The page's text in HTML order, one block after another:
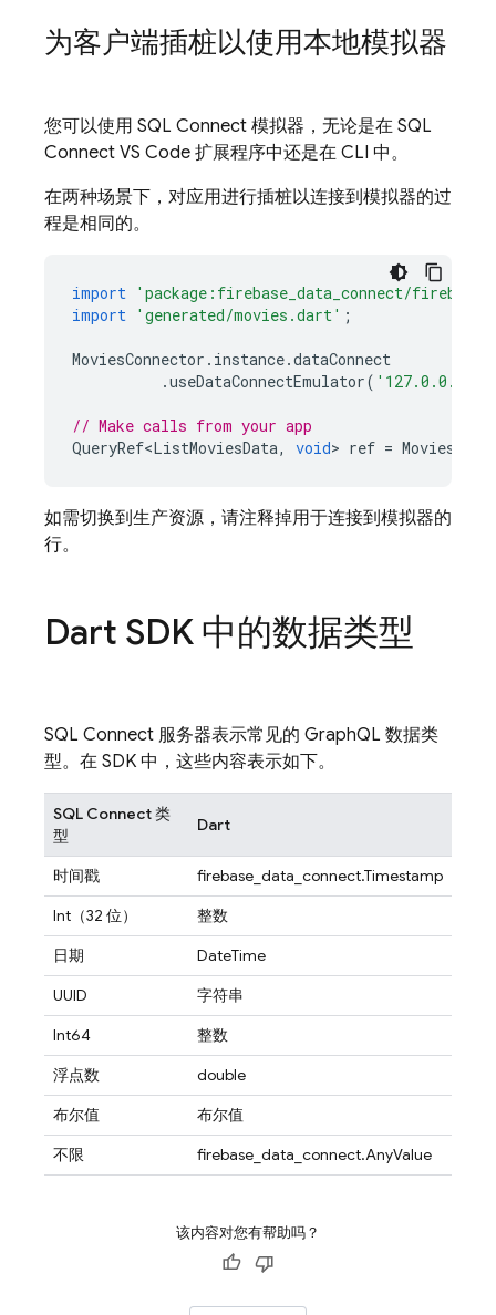
为客户端插桩以使用本地模拟器
您可以使用 SQL Connect 模拟器，无论是在 SQL
Connect VS Code 扩展程序中还是在 CLI 中。
在两种场景下，对应用进行插桩以连接到模拟器的过
程是相同的。
import 'package:firebase_data_connect/
import 'generated/movies.dart' ;
MoviesConnector . instance.dataConnect
.useDataConnectEmulator( '127.0.0.1'
// Make calls from your app
QueryRef<ListMoviesData, void> ref =
如需切换到生产资源，请注释掉用于连接到模拟器的
行。
Dart SDK 中的数据类型
SQL Connect 服务器表示常见的 GraphQL 数据类
型。在 SDK 中，这些内容表示如下。
SQL Connect类
型
Dart
时间戳
firebase_data_connect.Timestamp
Int（32 位）
整数
日期
DateTime
UUID
字符串
Int64
整数
浮点数
double
布尔值
布尔值
不限
firebase_data_connect.AnyValue
该内容对您有帮助吗？